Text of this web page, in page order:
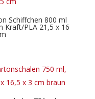
Schiffchen 800 ml
Kraft/PLA 21,5 x 16